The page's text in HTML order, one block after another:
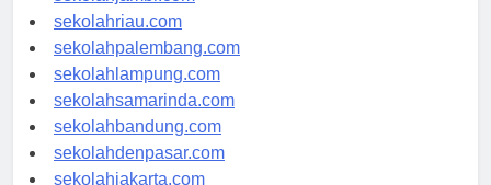
sekolahjambi.com
sekolahriau.com
sekolahpalembang.com
sekolahlampung.com
sekolahsamarinda.com
sekolahbandung.com
sekolahdenpasar.com